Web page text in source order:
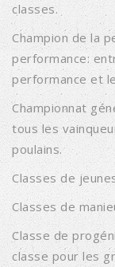
classes.
Champion de la
performance:
performance et
Championnat
tous les
poulains.
Classes de
Classes de
Classe de
classe pour les